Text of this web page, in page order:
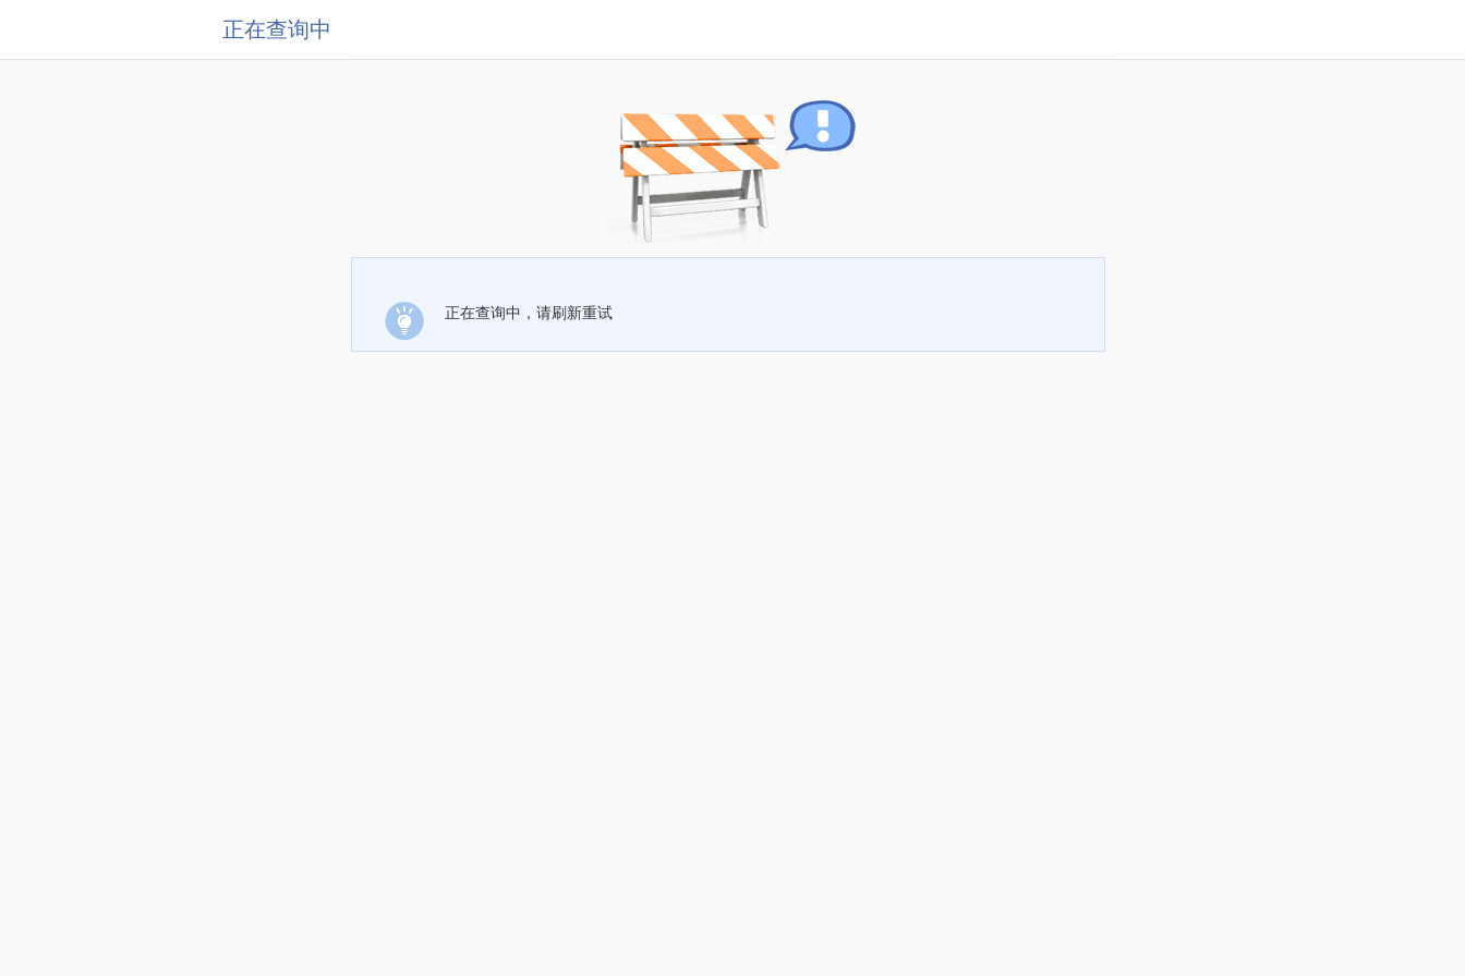
正在查询中
正在查询中，请刷新重试